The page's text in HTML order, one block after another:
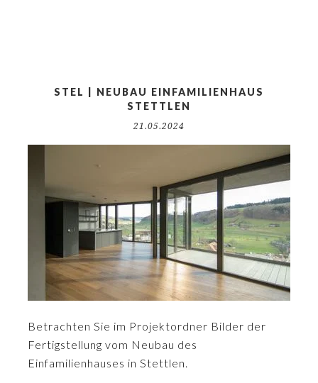
STEL | NEUBAU EINFAMILIENHAUS
STETTLEN
21.05.2024
Betrachten Sie im Projektordner Bilder der
Fertigstellung vom Neubau des
Einfamilienhauses in Stettlen.